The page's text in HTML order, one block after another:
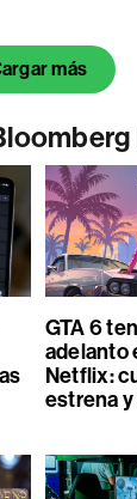
más
GTA 6
adelanto
Netflix:
estrena y